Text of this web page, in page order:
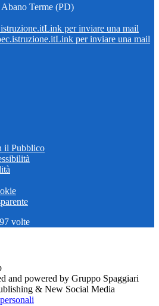
Terme (PD)
Link per inviare una mail
Link per inviare una mail
il Pubblico
volte
and powered by Gruppo Spaggiari
& New Social Media